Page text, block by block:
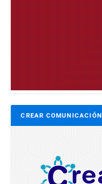
CREAR COMUNICACIÓN